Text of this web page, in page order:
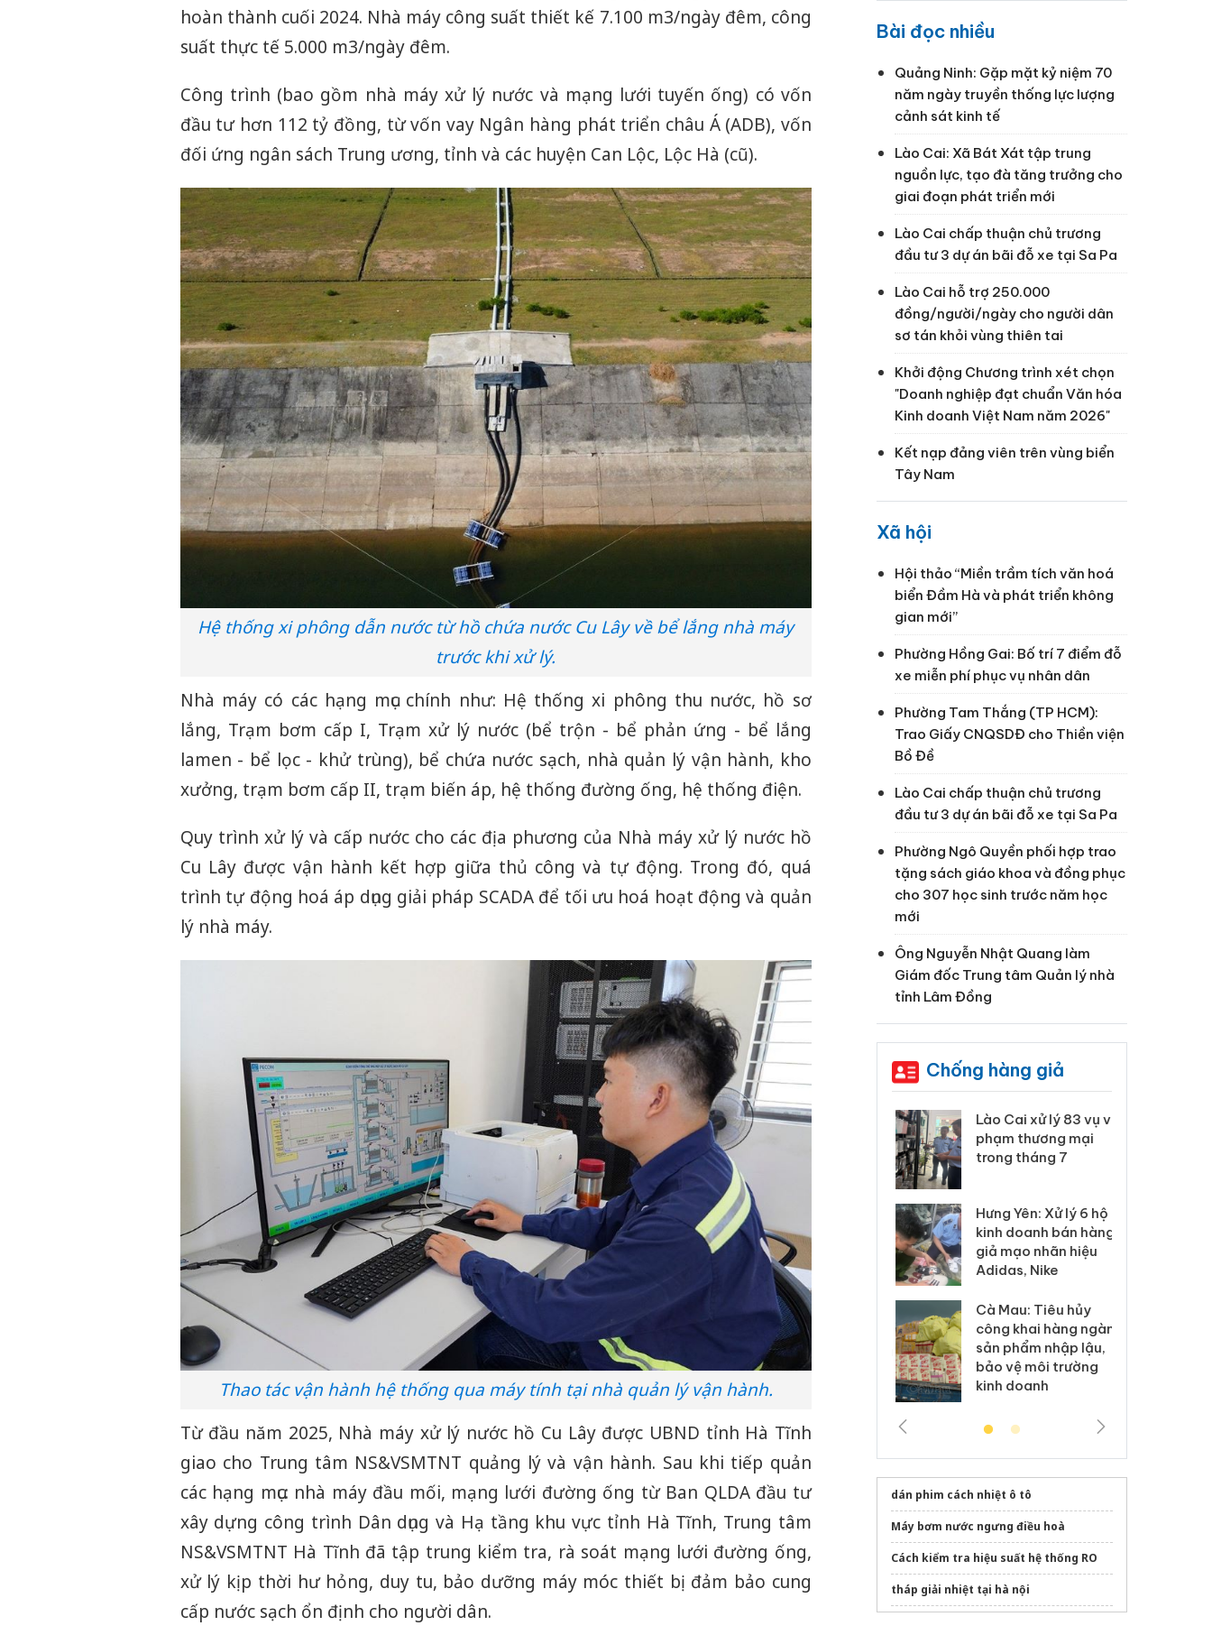
hoàn thành cuối 2024. Nhà máy công suất thiết kế 7.100 m3/ngày đêm, công
suất thực tế 5.000 m3/ngày đêm.
Công trình (bao gồm nhà máy xử lý nước và mạng lưới tuyến ống) có vốn
đầu tư hơn 112 tỷ đồng, từ vốn vay Ngân hàng phát triển châu Á (ADB), vốn
đối ứng ngân sách Trung ương, tỉnh và các huyện Can Lộc, Lộc Hà (cũ).
Hệ thống xi phông dẫn nước từ hồ chứa nước Cu Lây về bể lắng nhà máy
trước khi xử lý.
Nhà máy có các hạng mục chính như: Hệ thống xi phông thu nước, hồ sơ
lắng, Trạm bơm cấp I, Trạm xử lý nước (bể trộn - bể phản ứng - bể lắng
lamen - bể lọc - khử trùng), bể chứa nước sạch, nhà quản lý vận hành, kho
xưởng, trạm bơm cấp II, trạm biến áp, hệ thống đường ống, hệ thống điện.
Quy trình xử lý và cấp nước cho các địa phương của Nhà máy xử lý nước hồ
Cu Lây được vận hành kết hợp giữa thủ công và tự động. Trong đó, quá
trình tự động hoá áp dụng giải pháp SCADA để tối ưu hoá hoạt động và quản
lý nhà máy.
Thao tác vận hành hệ thống qua máy tính tại nhà quản lý vận hành.
Từ đầu năm 2025, Nhà máy xử lý nước hồ Cu Lây được UBND tỉnh Hà Tĩnh
giao cho Trung tâm NS&VSMTNT quảng lý và vận hành. Sau khi tiếp quản
các hạng mục: nhà máy đầu mối, mạng lưới đường ống từ Ban QLDA đầu tư
xây dựng công trình Dân dụng và Hạ tầng khu vực tỉnh Hà Tĩnh, Trung tâm
NS&VSMTNT Hà Tĩnh đã tập trung kiểm tra, rà soát mạng lưới đường ống,
xử lý kịp thời hư hỏng, duy tu, bảo dưỡng máy móc thiết bị đảm bảo cung
cấp nước sạch ổn định cho người dân.
Bài đọc nhiều
Quảng Ninh: Gặp mặt kỷ niệm 70
năm ngày truyền thống lực lượng
cảnh sát kinh tế
Lào Cai: Xã Bát Xát tập trung
nguồn lực, tạo đà tăng trưởng cho
giai đoạn phát triển mới
Lào Cai chấp thuận chủ trương
đầu tư 3 dự án bãi đỗ xe tại Sa Pa
Lào Cai hỗ trợ 250.000
đồng/người/ngày cho người dân
sơ tán khỏi vùng thiên tai
Khởi động Chương trình xét chọn
"Doanh nghiệp đạt chuẩn Văn hóa
Kinh doanh Việt Nam năm 2026"
Kết nạp đảng viên trên vùng biển
Tây Nam
Xã hội
Hội thảo “Miền trầm tích văn hoá
biển Đầm Hà và phát triển không
gian mới”
Phường Hồng Gai: Bố trí 7 điểm đỗ
xe miễn phí phục vụ nhân dân
Phường Tam Thắng (TP HCM):
Trao Giấy CNQSDĐ cho Thiền viện
Bồ Đề
Lào Cai chấp thuận chủ trương
đầu tư 3 dự án bãi đỗ xe tại Sa Pa
Phường Ngô Quyền phối hợp trao
tặng sách giáo khoa và đồng phục
cho 307 học sinh trước năm học
mới
Ông Nguyễn Nhật Quang làm
Giám đốc Trung tâm Quản lý nhà
tỉnh Lâm Đồng
Chống hàng giả
Công an Thanh Hóa
Thanh Hóa: Tìm bị
hại trong vụ án buôn
bán bình sữa
Moyuum giả
An Giang: Đối tượng
chủ mưu đường dây
bán hàng giả tại Phú
Quốc ra đầu thú
Lào Cai xử lý 83 vụ vi
phạm thương mại
trong tháng 7
Hưng Yên: Xử lý 6 hộ
kinh doanh bán hàng
giả mạo nhãn hiệu
Adidas, Nike
Cà Mau: Tiêu hủy
công khai hàng ngàn
sản phẩm nhập lậu,
bảo vệ môi trường
kinh doanh
dán phim cách nhiệt ô tô
Máy bơm nước ngưng điều hoà
Cách kiểm tra hiệu suất hệ thống RO
tháp giải nhiệt tại hà nội